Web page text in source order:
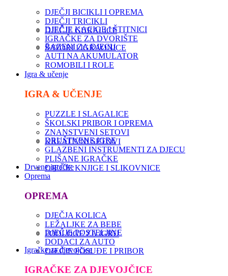
DJEČJI BICIKLI I OPREMA
DJEČJI TRICIKLI
DJEČJE GURALICE
DJEČJE KACIGE I ŠTITNICI
IGRAČKE ZA DVORIŠTE
ŠATORI I IGRAONICE
BAZENI ZA DJECU
AUTI NA AKUMULATOR
ROMOBILI I ROLE
Igra & učenje
IGRA & UČENJE
PUZZLE I SLAGALICE
ŠKOLSKI PRIBOR I OPREMA
ZNANSTVENI SETOVI
KREATIVNI SETOVI
DRUŠTVENE IGRE
GLAZBENI INSTRUMENTI ZA DJECU
PLIŠANE IGRAČKE
DJEČJE KNJIGE I SLIKOVNICE
Drvene igračke
Oprema
OPREMA
DJEČJA KOLICA
LEŽALJKE ZA BEBE
PODLOGE ZA IGRU
DJEČJE POSTELJINE
DODACI ZA AUTO
DJEČJE POSUĐE I PRIBOR
Igračke za djevojčice
IGRAČKE ZA DJEVOJČICE